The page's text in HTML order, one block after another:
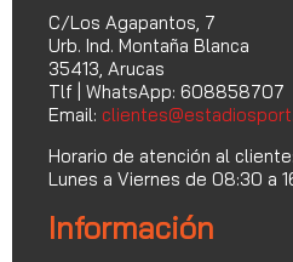
C/Los Agapantos, 7
Urb. Ind. Montaña Blanca
35413, Arucas
Tlf | WhatsApp: 608858707
Email:
Horario de atención al cliente:
Lunes a Viernes de 08:30 a
Información